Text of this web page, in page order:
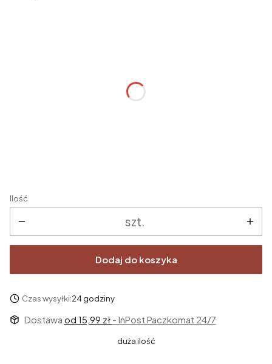
Ilość
szt.
Dodaj do koszyka
Czas wysyłki:24 godziny
Dostawa od 15,99 zł - InPost Paczkomat 24/7
duża ilość